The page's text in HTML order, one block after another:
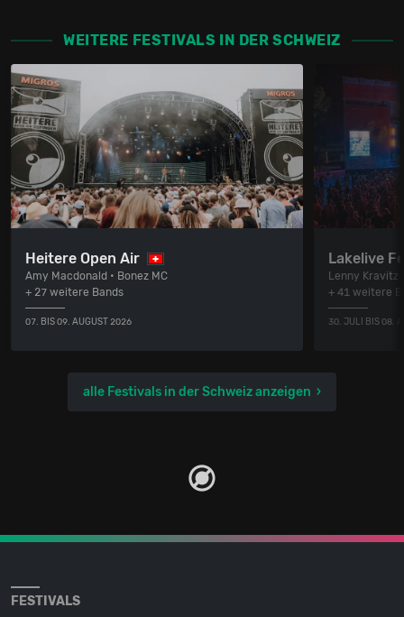
WEITERE FESTIVALS IN DER SCHWEIZ
Heitere Open Air
Amy Macdonald • Bonez MC
+ 27 weitere Bands
07. BIS 09. AUGUST 2026
Lakelive
Lenny Kravitz
+ 41 weitere
30. JULI BIS 08.
alle Festivals in der Schweiz anzeigen
FESTIVALS